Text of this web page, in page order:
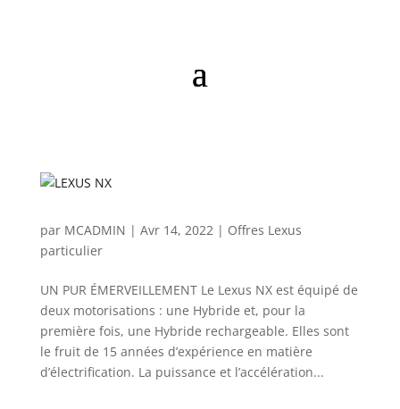
par MCADMIN | Avr 14, 2022| Offres Lexus
particulier
UN PUR ÉMERVEILLEMENT Le Lexus NX est équipé de
deux motorisations : une Hybride et, pour la
première fois, une Hybride rechargeable. Elles sont
le fruit de 15 années d’expérience en matière
d’électrification. La puissance et l’accélération...